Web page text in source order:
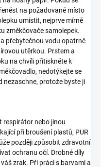
na požadované místo
umístit, nejprve mírně
změkčovače samolepek.
přebytečnou vodu opatrně
utěrkou. Prstem a
na chvíli přitiskněte k
nedotýkejte se
nezaschne, protože byste ji
respirátor nebo jinou
při broušení plastů, PUR
později způsobit zdravotní
ochranu očí. Drobné díly
zrak. Při práci s barvami a